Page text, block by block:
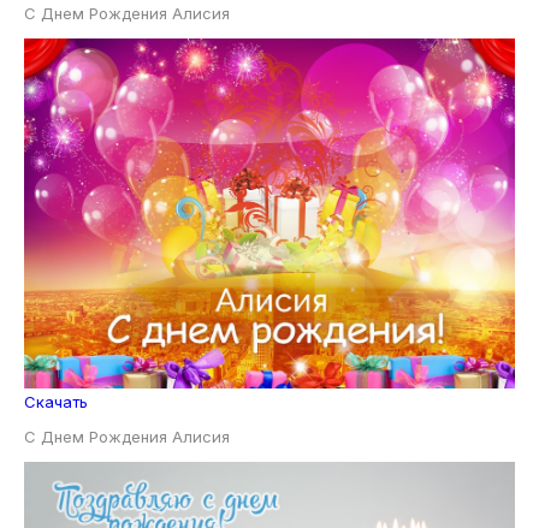
С Днем Рождения Алисия
Скачать
С Днем Рождения Алисия